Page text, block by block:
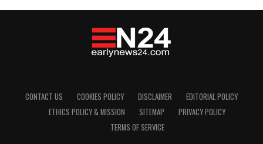
CONTACT US COOKIES POLICY DISCLAIMER
EDITORIAL POLICY
ETHICS POLICY & MISSION
SITEMAP
PRIVACY POLICY
TERMS OF SERVICE